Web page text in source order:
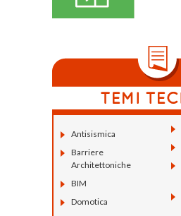
Antisismica
Barriere
Architettoniche
BIM
Domotica